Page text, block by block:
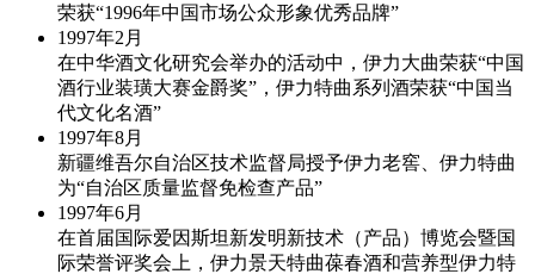
荣获“1996年中国市场公众形象优秀品牌”
1997年2月
在中华酒文化研究会举办的活动中，伊力大曲荣获“中国
酒行业装璜大赛金爵奖”，伊力特曲系列酒荣获“中国当
代文化名酒”
1997年8月
新疆维吾尔自治区技术监督局授予伊力老窖、伊力特曲
为“自治区质量监督免检查产品”
1997年6月
在首届国际爱因斯坦新发明新技术（产品）博览会暨国
际荣誉评奖会上，伊力景天特曲葆春酒和营养型伊力特